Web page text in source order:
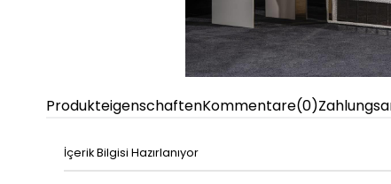
ProdukteigenschaftenKommentare(0)
İçerik Bilgisi Hazırlanıyor